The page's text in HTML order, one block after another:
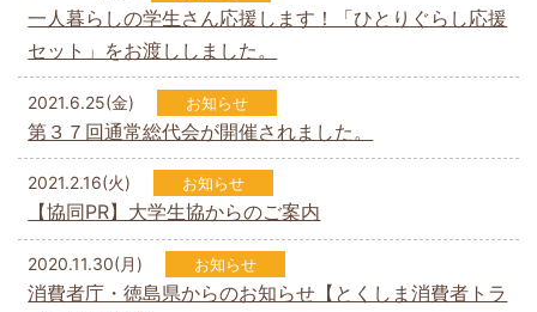
一人暮らしの学生さん応援します！「ひとりぐらし応援
セット」をお渡ししました。
2021.6.25(金) お知らせ
第３７回通常総代会が開催されました。
2021.2.16(火) お知らせ
【協同PR】大学生協からのご案内
2020.11.30(月) お知らせ
消費者庁・徳島県からのお知らせ【とくしま消費者トラ